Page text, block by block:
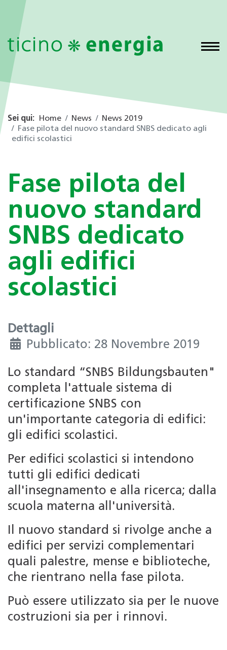
Sei qui: Home News
News 2019
Fase pilota del nuovo standard SNBS dedicato agli
edifici scolastici
Fase pilota del
nuovo standard
SNBS dedicato
agli edifici
scolastici
Dettagli
Pubblicato: 28 Novembre 2019
Lo standard “SNBS Bildungsbauten"
completa l'attuale sistema di
certificazione SNBS con
un'importante categoria di edifici:
gli edifici scolastici.
Per edifici scolastici si intendono
tutti gli edifici dedicati
all'insegnamento e alla ricerca; dalla
scuola materna all'università.
Il nuovo standard si rivolge anche a
edifici per servizi complementari
quali palestre, mense e biblioteche,
che rientrano nella fase pilota.
Può essere utilizzato sia per le nuove
costruzioni sia per i rinnovi.